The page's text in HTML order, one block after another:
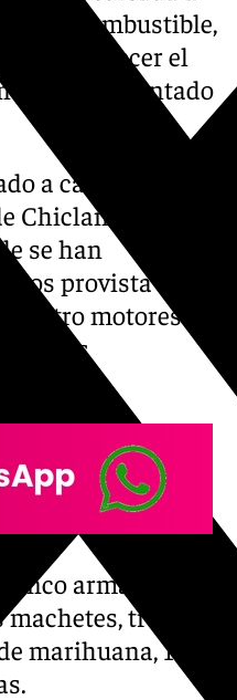
combustible,
favorecer el
familiar asentado
a cabo siete
Chiclana de la
se han
provista de
cuatro motores
y dos
armas, una
tres
marihuana, 18